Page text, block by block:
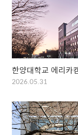
한양대학교 에리
2026.05.31